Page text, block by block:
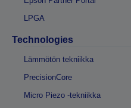
LPGA
Technologies
Lämmötön tekniikka
PrecisionCore
Micro Piezo -tekniikka